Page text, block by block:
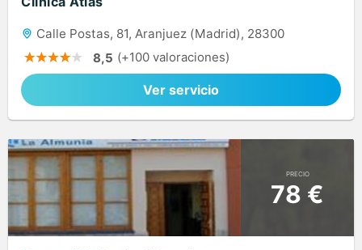
Calle Postas, 81, Aranjuez (Madrid), 28300
8,5 (+100 valoraciones)
Ver servicio
PRECIO
78 €